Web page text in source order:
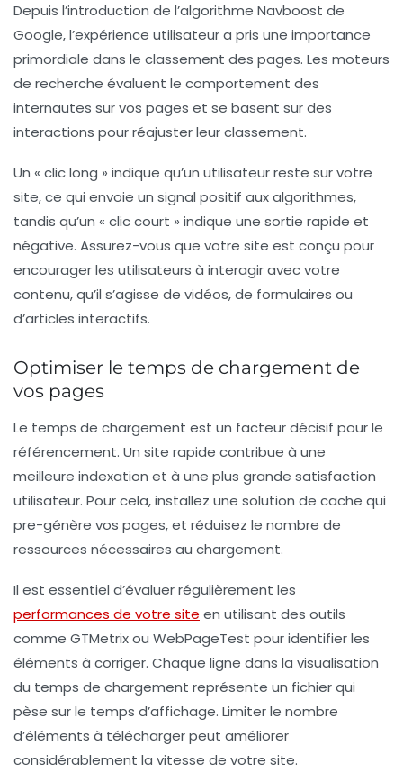
Depuis l’introduction de l’algorithme Navboost de
Google, l’expérience utilisateur a pris une importance
primordiale dans le classement des pages. Les moteurs
de recherche évaluent le comportement des
internautes sur vos pages et se basent sur des
interactions pour réajuster leur classement.
Un « clic long » indique qu’un utilisateur reste sur votre
site, ce qui envoie un signal positif aux algorithmes,
tandis qu’un « clic court » indique une sortie rapide et
négative. Assurez-vous que votre site est conçu pour
encourager les utilisateurs à interagir avec votre
contenu, qu’il s’agisse de vidéos, de formulaires ou
d’articles interactifs.
Optimiser le temps de chargement de
vos pages
Le temps de chargement est un facteur décisif pour le
référencement. Un site rapide contribue à une
meilleure indexation et à une plus grande satisfaction
utilisateur. Pour cela, installez une solution de cache qui
pre-génère vos pages, et réduisez le nombre de
ressources nécessaires au chargement.
Il est essentiel d’évaluer régulièrement les
performances de votre site en utilisant des outils
comme GTMetrixou WebPageTest pour identifier les
éléments à corriger. Chaque ligne dans la visualisation
du temps de chargement représente un fichier qui
pèse sur le temps d’affichage. Limiter le nombre
d’éléments à télécharger peut améliorer
considérablement la vitesse de votre site.